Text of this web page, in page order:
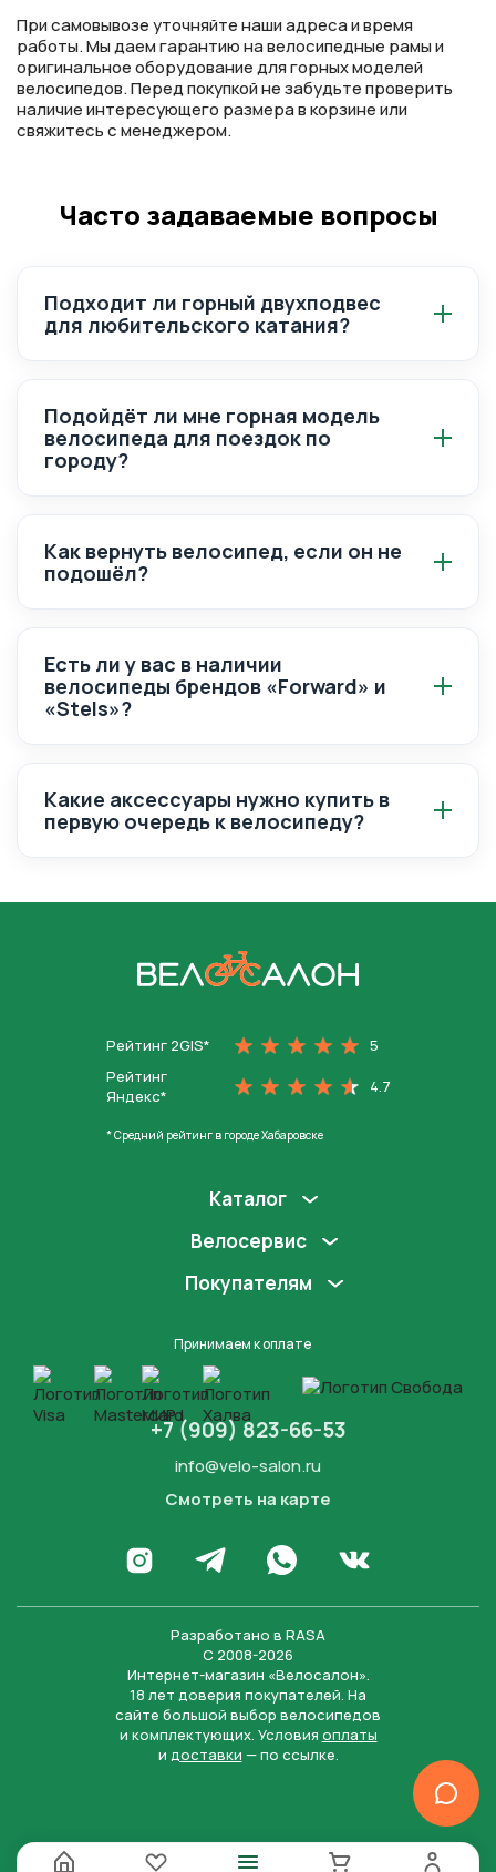
При самовывозе уточняйте наши адреса и время
работы. Мы даем гарантию на велосипедные рамы и
оригинальное оборудование для горных моделей
велосипедов. Перед покупкой не забудьте проверить
наличие интересующего размера в корзине или
свяжитесь с менеджером.
Часто задаваемые вопросы
Подходит ли горный двухподвес
для любительского катания?
дороже.
Подойдёт ли мне горная модель
велосипеда для поездок по
городу?
заменить агрессивные покрышки на полуслики
и установить крылья.
Как вернуть велосипед, если он не
подошёл?
не был в эксплуатации, сохранены все пломбы
и товарный вид.
Есть ли у вас в наличии
велосипеды брендов «Forward» и
«Stels»?
неактивна, напишите нам — мы сообщим о
сроках поставки велосипедов.
Какие аксессуары нужно купить в
первую очередь к велосипеду?
запасная камера, фонари для безопасной
Рейтинг 2GIS*
5
Рейтинг
Яндекс*
4.7
* Средний рейтинг в городе Хабаровске
Каталог
Велосервис
Покупателям
Принимаем к оплате
+7 (909) 823-66-53
info@velo-salon.ru
Смотреть на карте
Перейти в Инстаграм
Написать в Телеграм
Написать в WhatsApp
Перейти во
Разработано в RASA
С 2008-2026
Интернет-магазин «Велосалон».
18 лет доверия покупателей. На
сайте большой выбор велосипедов
и комплектующих. Условия оплаты
и доставки — по ссылке.
Нажимая на кнопку “Отправить заявку”, вы даете
согласие на обработку персональных данных и